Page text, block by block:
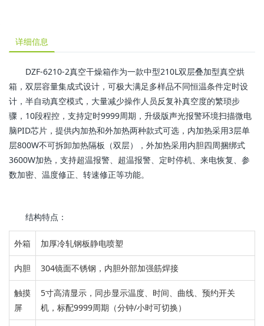
详细信息
DZF-6210-2真空干燥箱作为一款中型210L双层叠加型真空烘
箱，双层容量集成式设计，可极大满足多样品不同恒温条件定时设
计，半自动真空模式，大量减少操作人员反复补真空度的繁琐步
骤，10段程控，支持定时9999周期，升级版声光报警环境扫描微电
脑PID芯片，提供内加热和外加热两种款式可选，内加热采用3层单
层800W不可拆卸加热隔板（双层），外加热采用内胆四周捆绑式
3600W加热，支持超温报警、超温报警、定时停机、来电恢复、参
数加密、温度修正、转速修正等功能。
结构特点：
外箱 加厚冷轧钢板静电喷塑
内胆 304镜面不锈钢， 内胆外部加强筋焊接
触摸
屏
5寸高清显示， 同步显示温度、时间、曲线、预约开关
机，标配9999周期（分钟/小时可切换）